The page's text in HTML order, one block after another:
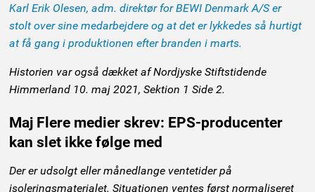
Karl Erik Olesen, adm. direktør for BEWI Denmark A/S er
stolt over sine medarbejdere og at det er lykkedes så hurtigt
at få gang i produktionen efter branden i marts.
Historien var også dækket af Nordjyske Stiftstidende
Himmerland 10. maj 2021, Sektion 1 Side 2.
Maj Flere medier skrev: EPS-producenter
kan slet ikke følge med
Der er udsolgt eller månedlange ventetider på
isoleringsmaterialet. Situationen ventes først normaliseret